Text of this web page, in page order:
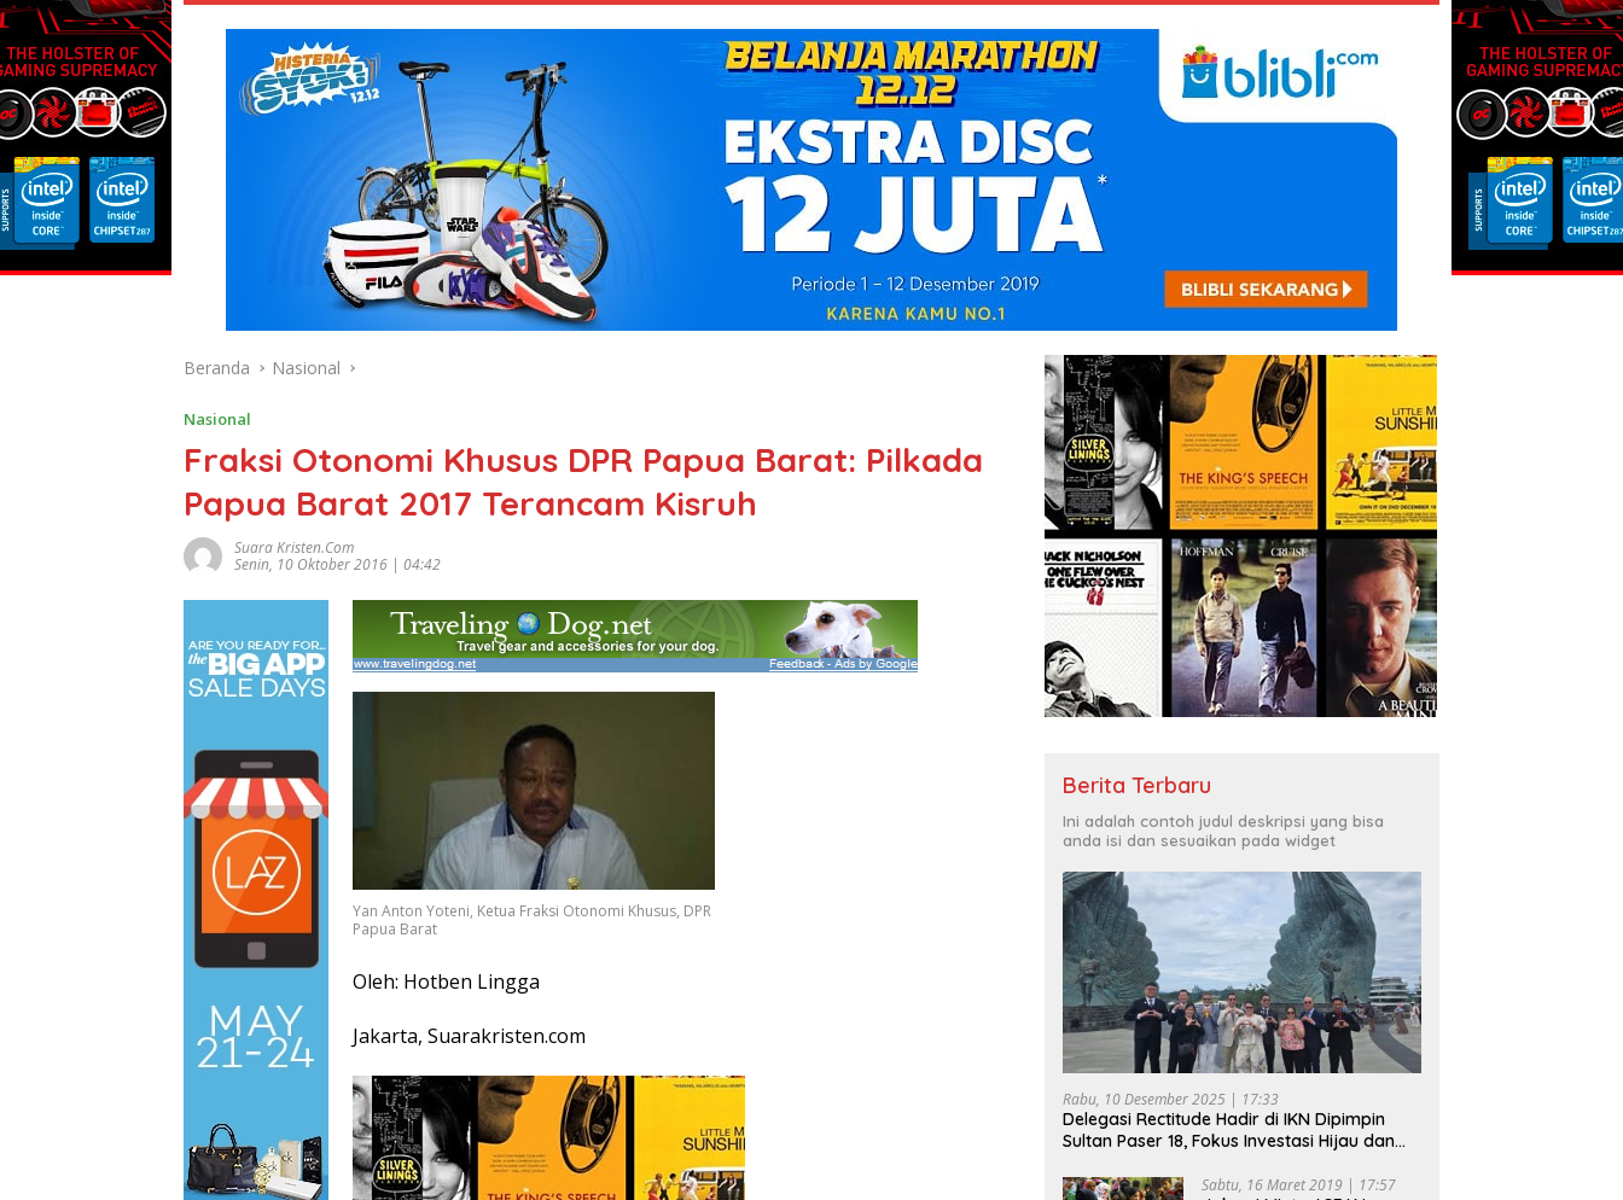
Beranda Nasional
Nasional
Fraksi Otonomi Khusus DPR Papua Barat: Pilkada
Papua Barat 2017 Terancam Kisruh
Suara Kristen.com
Senin, 10 Oktober 2016 | 04:42
Yan Anton Yoteni, Ketua Fraksi Otonomi Khusus, DPR
Papua Barat
Oleh: Hotben Lingga
Jakarta, Suarakristen.com
Berita Terbaru
Ini adalah contoh judul deskripsi yang bisa
anda isi dan sesuaikan pada widget
Rabu, 10 Desember 2025 | 17:33
Delegasi Rectitude Hadir di IKN Dipimpin
Sultan Paser 18, Fokus Investasi Hijau dan
Sabtu, 16 Maret 2019 | 17:57